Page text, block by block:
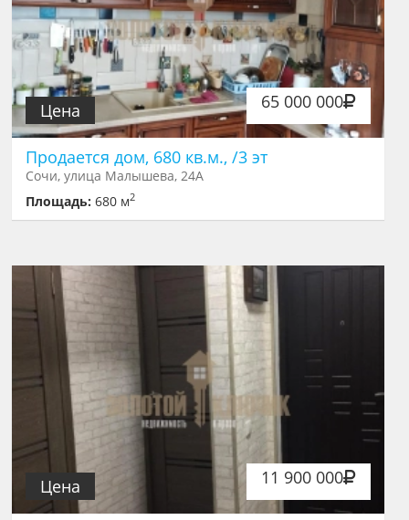
65 000 000
Цена
Продается дом, 680 кв.м., /3 эт
Сочи, улица Малышева, 24А
Площадь:680 м2
11 900 000
Цена